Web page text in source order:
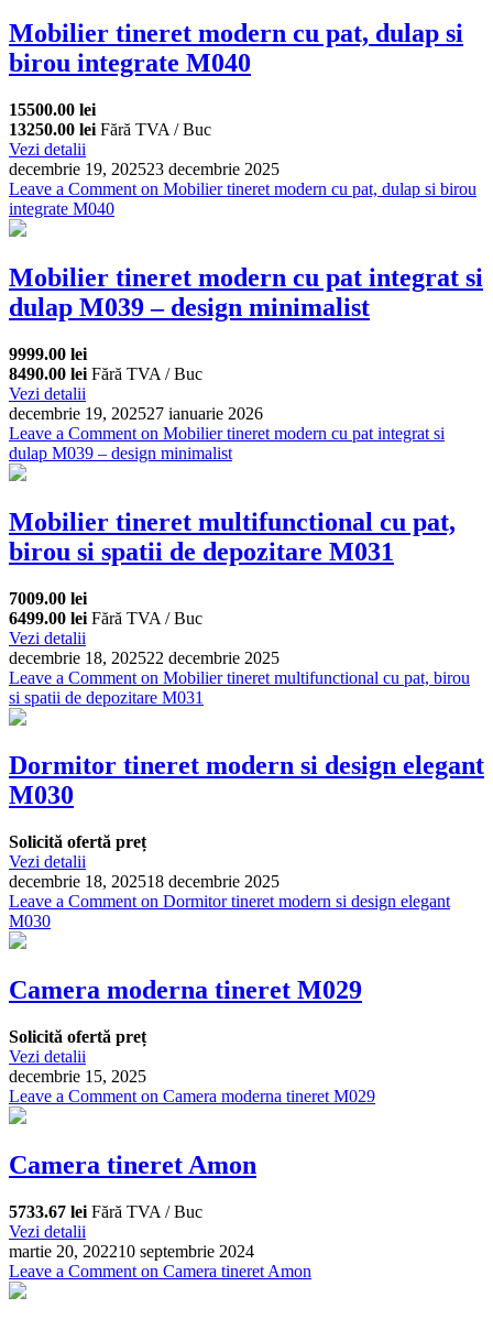
Mobilier tineret modern cu pat, dulap si
birou integrate M040
15500.00 lei
13250.00 lei Fără TVA / Buc
Vezi detalii
decembrie 19, 202523 decembrie 2025
Leave a Comment on Mobilier tineret modern cu pat, dulap si birou
integrate M040
Mobilier tineret modern cu pat integrat si
dulap M039 – design minimalist
9999.00 lei
8490.00 lei Fără TVA / Buc
Vezi detalii
decembrie 19, 202527 ianuarie 2026
Leave a Comment on Mobilier tineret modern cu pat integrat si
dulap M039 – design minimalist
Mobilier tineret multifunctional cu pat,
birou si spatii de depozitare M031
7009.00 lei
6499.00 lei Fără TVA / Buc
Vezi detalii
decembrie 18, 202522 decembrie 2025
Leave a Comment on Mobilier tineret multifunctional cu pat, birou
si spatii de depozitare M031
Dormitor tineret modern si design elegant
M030
Solicită ofertă preț
Vezi detalii
decembrie 18, 202518 decembrie 2025
Leave a Comment on Dormitor tineret modern si design elegant
M030
Camera moderna tineret M029
Solicită ofertă preț
Vezi detalii
decembrie 15, 2025
Leave a Comment on Camera moderna tineret M029
Camera tineret Amon
5733.67 lei Fără TVA / Buc
Vezi detalii
martie 20, 202210 septembrie 2024
Leave a Comment on Camera tineret Amon